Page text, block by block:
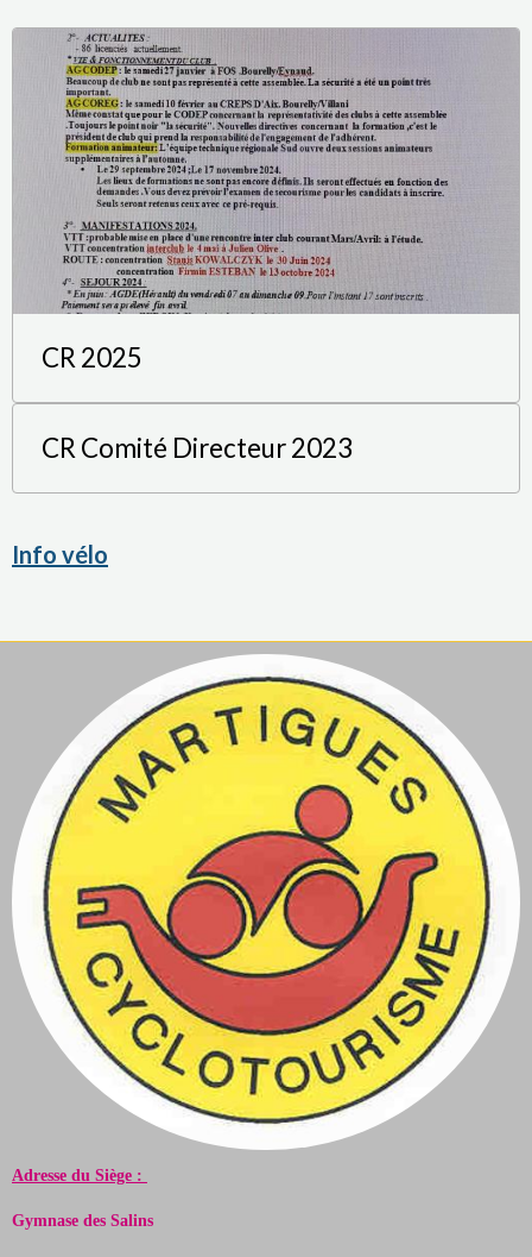
CR 2025
CR Comité Directeur 2023
Info vélo
Adresse du Siège :
Gymnase des Salins